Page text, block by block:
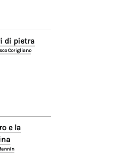
di pietra
Corigliano
e la